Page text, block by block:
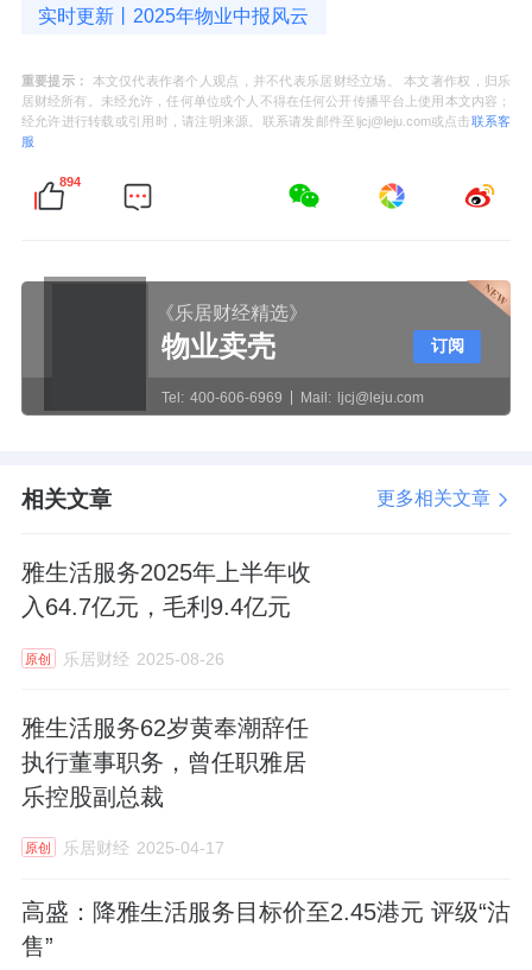
实时更新丨2025年物业中报风云
重要提示：
本文仅代表作者个人观点，并不代表乐居财经立场。 本文著作权，归乐
居财经所有。未经允许，任何单位或个人不得在任何公开传播平台上使用本文内容；
经允许进行转载或引用时，请注明来源。联系请发邮件至ljcj@leju.com或点击联系客
服
894
《乐居财经精选》
物业卖壳
Tel: 400-606-6969 Mail: ljcj@leju.com
订阅
相关文章 更多相关文章
雅生活服务2025年上半年收
入64.7亿元，毛利9.4亿元
原创 乐居财经 2025-08-26
雅生活服务62岁黄奉潮辞任
执行董事职务，曾任职雅居
乐控股副总裁
原创 乐居财经 2025-04-17
高盛：降雅生活服务目标价至2.45港元 评级“沽
售”